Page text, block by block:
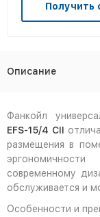
Получить
Описание
Фанкойл
EFS-15/4 CII
размещения в
современному
обслуживается и
Особенности и